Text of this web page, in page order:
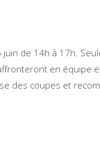
de 14h à 17h.
en équipe
des coupes et